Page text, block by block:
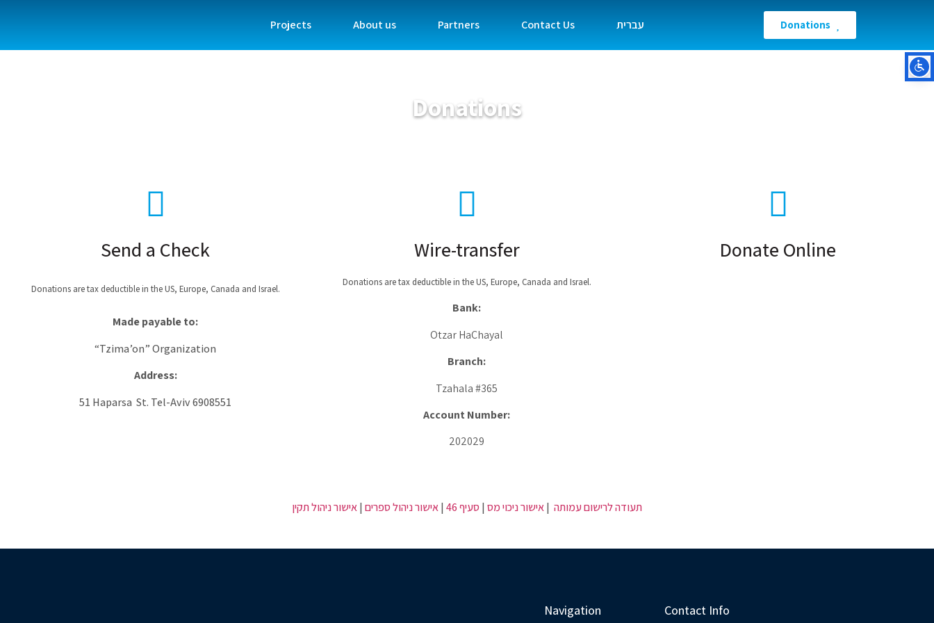
Projects About us Partners Contact Us עברית Donations
Donations
Send a Check
Donations are tax deductible in the US, Europe, Canada and Israel.
Made payable to:
“Tzima’on” Organization
Address:
51 Haparsa St. Tel-Aviv 6908551
Wire-transfer
Donations are tax deductible in the US, Europe, Canada and Israel.
Bank:
Otzar HaChayal
Branch:
Tzahala #365
Account Number:
202029
Donate Online
תעודה לרישום עמותה |אישור ניכוי מס |סעיף 46 |אישור ניהול ספרים |אישור ניהול תקין
Navigation Contact Info